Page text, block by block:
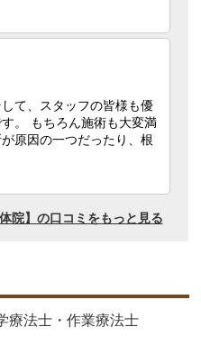
療法士・作業療法士